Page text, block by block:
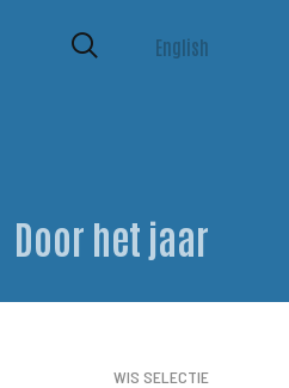
English
Door het jaar
WIS SELECTIE